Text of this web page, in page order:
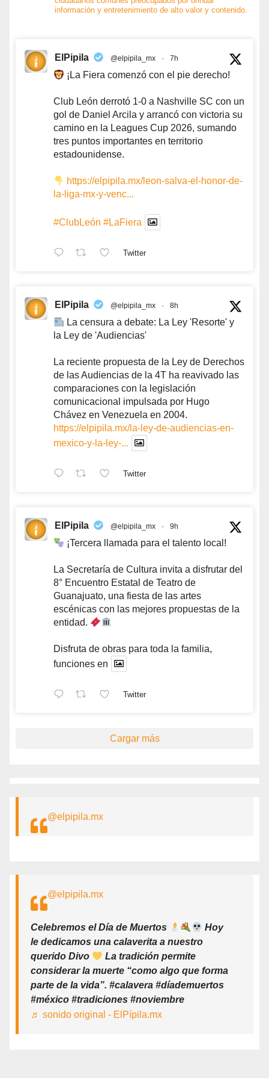
información y entretenimiento de alto valor y contenido.
ElPipila @elpipila_mx · 7h
¡La Fiera comenzó con el pie derecho!
Club León derrotó 1-0 a Nashville SC con un
gol de Daniel Arcila y arrancó con victoria su
camino en la Leagues Cup 2026, sumando
tres puntos importantes en territorio
estadounidense.
https://elpipila.mx/leon-salva-el-honor-de-
la-liga-mx-y-venc...
#ClubLeón #LaFiera
Twitter
ElPipila @elpipila_mx · 8h
La censura a debate: La Ley 'Resorte' y
la Ley de 'Audiencias'
La reciente propuesta de la Ley de Derechos
de las Audiencias de la 4T ha reavivado las
comparaciones con la legislación
comunicacional impulsada por Hugo
Chávez en Venezuela en 2004.
https://elpipila.mx/la-ley-de-audiencias-en-
mexico-y-la-ley-...
Twitter
ElPipila @elpipila_mx · 9h
¡Tercera llamada para el talento local!
La Secretaría de Cultura invita a disfrutar del
8° Encuentro Estatal de Teatro de
Guanajuato, una fiesta de las artes
escénicas con las mejores propuestas de la
entidad.
Disfruta de obras para toda la familia,
funciones en
Twitter
Cargar más
@elpipila.mx
@elpipila.mx
Celebremos el Día de Muertos
Hoy
le dedicamos una calaverita a nuestro
querido Divo
La tradición permite
considerar la muerte “como algo que forma
parte de la vida”. #calavera #díademuertos
#méxico #tradiciones #noviembre
♬ sonido original - ElPípila.mx